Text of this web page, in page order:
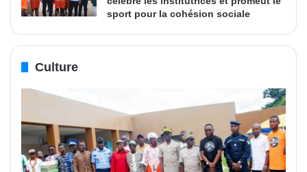
sport pour la cohésion sociale
Culture